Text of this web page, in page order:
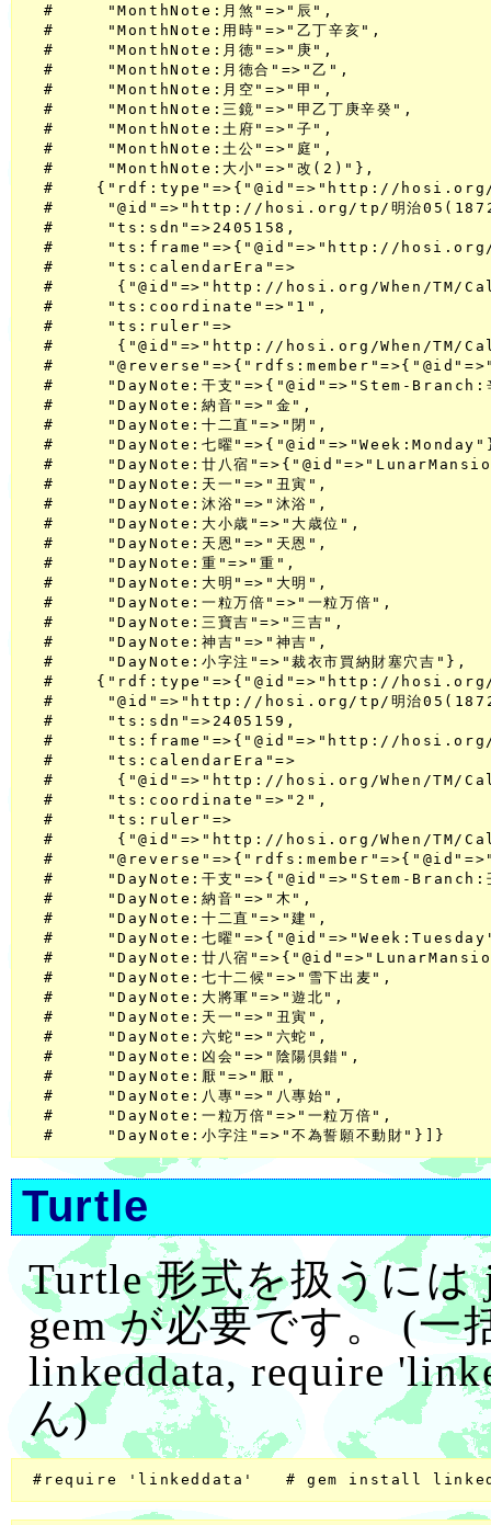
  #     "MonthNote:月煞"=>"辰",
  #     "MonthNote:用時"=>"乙丁辛亥",
  #     "MonthNote:月徳"=>"庚",
  #     "MonthNote:月徳合"=>"乙",
  #     "MonthNote:月空"=>"甲",
  #     "MonthNote:三鏡"=>"甲乙丁庚辛癸",
  #     "MonthNote:土府"=>"子",
  #     "MonthNote:土公"=>"庭",
  #     "MonthNote:大小"=>"改(2)"},
#    {"rdf:type"=>{"@id"=>"http://
#     "@id"=>"http://hosi.org/tp/明治
  #     "ts:sdn"=>2405158,
#     "ts:frame"=>{"@id"=>"http://
  #     "ts:calendarEra"=>
#      {"@id"=>"http://hosi.org/When/TM/
  #     "ts:coordinate"=>"1",
  #     "ts:ruler"=>
#      {"@id"=>"http://hosi.org/When/TM/
#
#     "DayNote:干支"=>{"@id"=>"Stem-Branch:
  #     "DayNote:納音"=>"金",
  #     "DayNote:十二直"=>"閉",
#     "DayNote:七曜
#     "DayNote:廿八宿
  #     "DayNote:天一"=>"丑寅",
  #     "DayNote:沐浴"=>"沐浴",
  #     "DayNote:大小歳"=>"大歳位",
  #     "DayNote:天恩"=>"天恩",
  #     "DayNote:重"=>"重",
  #     "DayNote:大明"=>"大明",
  #     "DayNote:一粒万倍"=>"一粒万倍",
  #     "DayNote:三寶吉"=>"三吉",
  #     "DayNote:神吉"=>"神吉",
  #     "DayNote:小字注"=>"裁衣市買納財塞穴吉"},
#    {"rdf:type"=>{"@id"=>"http://
#     "@id"=>"http://hosi.org/tp/明治
  #     "ts:sdn"=>2405159,
#     "ts:frame"=>{"@id"=>"http://
  #     "ts:calendarEra"=>
#      {"@id"=>"http://hosi.org/When/TM/
  #     "ts:coordinate"=>"2",
  #     "ts:ruler"=>
#      {"@id"=>"http://hosi.org/When/TM/
#
#     "DayNote:干支"=>{"@id"=>"Stem-Branch:
  #     "DayNote:納音"=>"木",
  #     "DayNote:十二直"=>"建",
#     "DayNote:七曜
#     "DayNote:廿八宿
  #     "DayNote:七十二候"=>"雪下出麦",
  #     "DayNote:大將軍"=>"遊北",
  #     "DayNote:天一"=>"丑寅",
  #     "DayNote:六蛇"=>"六蛇",
  #     "DayNote:凶会"=>"陰陽倶錯",
  #     "DayNote:厭"=>"厭",
  #     "DayNote:八專"=>"八專始",
  #     "DayNote:一粒万倍"=>"一粒万倍",
Turtle
Turtle 形式を扱うには
gem が必要です。 (一
linkeddata, require
ん)